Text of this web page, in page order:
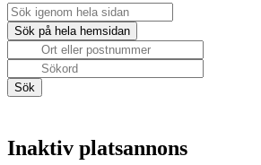
Inaktiv platsannons